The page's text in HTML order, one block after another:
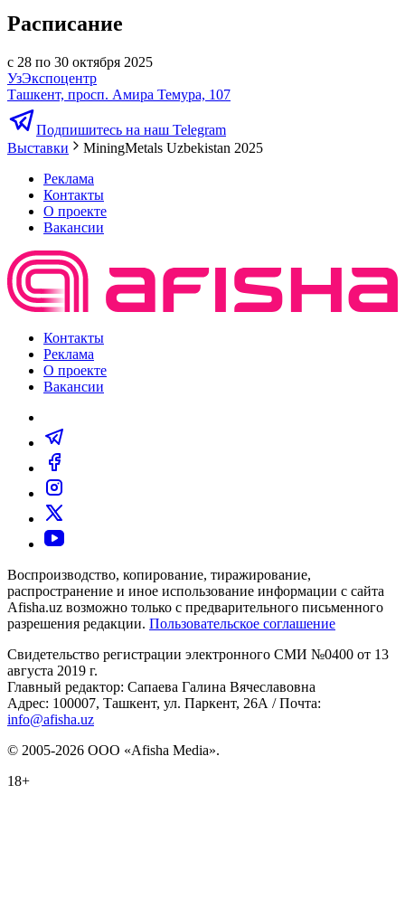
Расписание
с 28 по 30 октября 2025
УзЭкспоцентр
Ташкент, просп. Амира Темура, 107
Подпишитесь на наш Telegram
Выставки
MiningMetals Uzbekistan 2025
Реклама
Контакты
О проекте
Вакансии
Контакты
Реклама
О проекте
Вакансии
Воспроизводство, копирование, тиражирование,
распространение и иное использование информации с сайта
Afisha.uz возможно только с предварительного письменного
разрешения редакции. Пользовательское соглашение
Свидетельство регистрации электронного СМИ №0400 от 13
августа 2019 г.
Главный редактор: Сапаева Галина Вячеславовна
Адрес: 100007, Ташкент, ул. Паркент, 26А / Почта:
info@afisha.uz
© 2005-2026 ООО «Afisha Media».
18+